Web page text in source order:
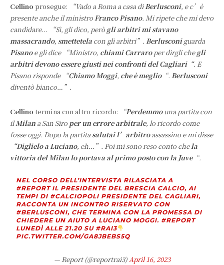
Cellino prosegue: “Vado a Roma a casa diBerlusconi, e c’è
presente anche il ministroFranco Pisano. Mi ripete che mi devo
candidare… “Sì, gli dico, però gli arbitri mi stavano
massacrando, smettetela con gli arbitri”. Berlusconiguarda
Pisanoe gli dice “Ministro, chiami Carraroper dirgli chegli
arbitri devono essere giusti nei confronti del Cagliari“. E
Pisano risponde “Chiamo Moggi, che è meglio“. Berlusconi
diventò bianco…”.
Cellino termina con altro ricordo: “Perdemmo una partita con
ilMilan a San Siro per un errore arbitrale, lo ricordo come
fosse oggi. Dopo la partitasalutai l’arbitroassassino e mi disse
“Diglielo a Luciano, eh…”. Poi mi sono reso conto chela
vittoria del Milan lo portava al primo posto con la Juve“.
NEL CORSO DELL’INTERVISTA RILASCIATA A
#REPORTIL PRESIDENTE DEL BRESCIA CALCIO, AI
TEMPI DI#CALCIOPOLI PRESIDENTE DEL CAGLIARI,
RACCONTA UN INCONTRO RISERVATO CON
#BERLUSCONI, CHE TERMINA CON LA PROMESSA DI
CHIEDERE UN AIUTO A LUCIANO MOGGI.#REPORT
LUNEDÌ ALLE 21.20 SU#RAI3
PIC.TWITTER.COM/GA8JBEBS5Q
— Report (@reportrai3)April 16, 2023